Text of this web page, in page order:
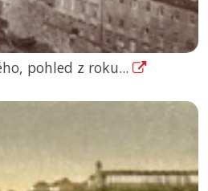
pohled z roku...